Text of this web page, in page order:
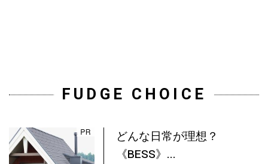
FUDGE CHOICE
どんな日常が理想？
《BESS》...